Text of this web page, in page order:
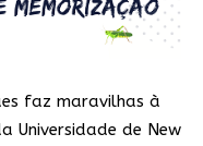
faz maravilhas à
Universidade de New